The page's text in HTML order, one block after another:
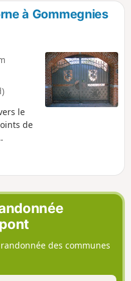
à Gommegnies
le
de
C’est
la
et
des communes